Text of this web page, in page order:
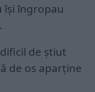
își îngropau
de știut
de os aparține